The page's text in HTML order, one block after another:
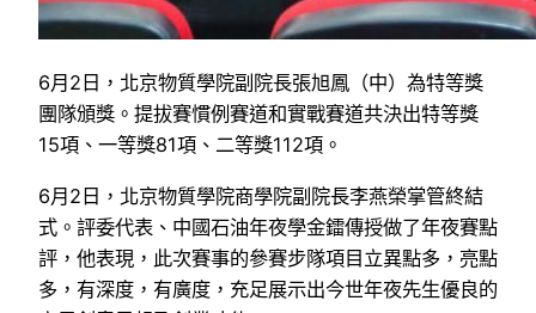
6月2日，北京物質學院副院長張旭鳳（中）為特等獎
團隊頒獎。提拔賽慣例賽道和實戰賽道共決出特等獎
15項、一等獎81項、二等獎112項。
6月2日，北京物質學院商學院副院長李燕榮掌管終結
式。評委代表、中國石油年夜學金鐳傳授做了年夜賽點
評，他表現，此次賽事的參賽步隊項目立異點多，亮點
多，有深度，有廣度，充足展示出今世年夜先生優良的